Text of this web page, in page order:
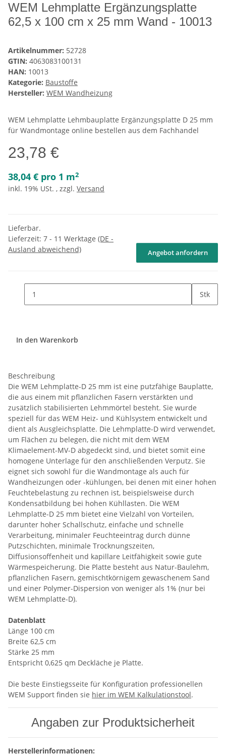
WEM Lehmplatte Ergänzungsplatte
62,5 x 100 cm x 25 mm Wand - 10013
Artikelnummer: 52728
GTIN: 4063083100131
HAN: 10013
Kategorie: Baustoffe
Hersteller: WEM Wandheizung
WEM Lehmplatte Lehmbauplatte Ergänzungsplatte D 25 mm
für Wandmontage online bestellen aus dem Fachhandel
23,78 €
38,04 € pro 1 m2
inkl. 19% USt. , zzgl. Versand
Lieferbar.
Lieferzeit: 7 - 11 Werktage (DE -
Ausland abweichend)
Angebot anfordern
Stk
In den Warenkorb
Beschreibung
Die WEM Lehmplatte-D 25 mm ist eine putzfähige Bauplatte,
die aus einem mit pflanzlichen Fasern verstärkten und
zusätzlich stabilisierten Lehmmörtel besteht. Sie wurde
speziell für das WEM Heiz- und Kühlsystem entwickelt und
dient als Ausgleichsplatte. Die Lehmplatte-D wird verwendet,
um Flächen zu belegen, die nicht mit dem WEM
Klimaelement-MV-D abgedeckt sind, und bietet somit eine
homogene Unterlage für den anschließenden Verputz. Sie
eignet sich sowohl für die Wandmontage als auch für
Wandheizungen oder -kühlungen, bei denen mit einer hohen
Feuchtebelastung zu rechnen ist, beispielsweise durch
Kondensatbildung bei hohen Kühllasten. Die WEM
Lehmplatte-D 25 mm bietet eine Vielzahl von Vorteilen,
darunter hoher Schallschutz, einfache und schnelle
Verarbeitung, minimaler Feuchteeintrag durch dünne
Putzschichten, minimale Trocknungszeiten,
Diffusionsoffenheit und kapillare Leitfähigkeit sowie gute
Wärmespeicherung. Die Platte besteht aus Natur-Baulehm,
pflanzlichen Fasern, gemischtkörnigem gewaschenem Sand
und einer Polymer-Dispersion von weniger als 1% (nur bei
WEM Lehmplatte-D).
Datenblatt
Länge 100 cm
Breite 62,5 cm
Stärke 25 mm
Entspricht 0,625 qm Deckläche je Platte.
Die beste Einstiegsseite für Konfiguration professionellen
WEM Support finden sie hier im WEM Kalkulationstool.
Angaben zur Produktsicherheit
Herstellerinformationen: